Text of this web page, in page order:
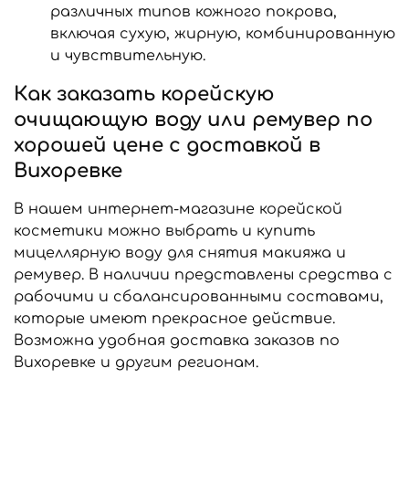
различных типов кожного покрова,
включая сухую, жирную, комбинированную
и чувствительную.
Как заказать корейскую
очищающую воду или ремувер по
хорошей цене с доставкой в
Вихоревке
В нашем интернет-магазине корейской
косметики можно выбрать и купить
мицеллярную воду для снятия макияжа и
ремувер. В наличии представлены средства с
рабочими и сбалансированными составами,
которые имеют прекрасное действие.
Возможна удобная доставка заказов по
Вихоревке и другим регионам.